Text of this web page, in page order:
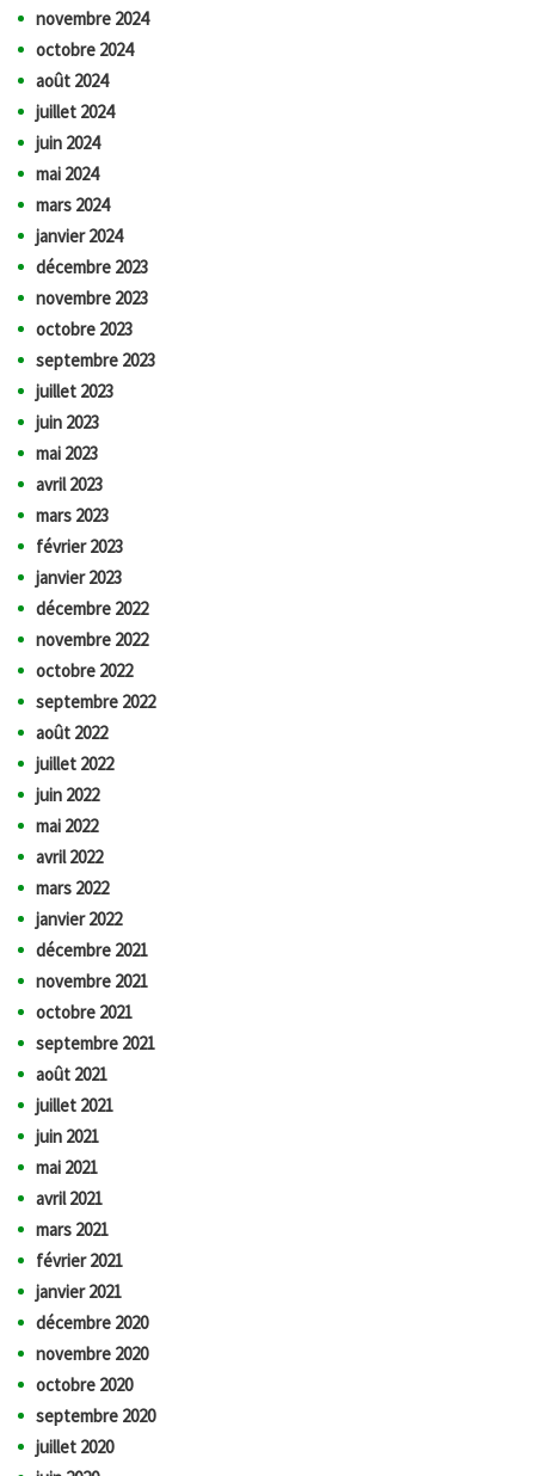
novembre 2024
octobre 2024
août 2024
juillet 2024
juin 2024
mai 2024
mars 2024
janvier 2024
décembre 2023
novembre 2023
octobre 2023
septembre 2023
juillet 2023
juin 2023
mai 2023
avril 2023
mars 2023
février 2023
janvier 2023
décembre 2022
novembre 2022
octobre 2022
septembre 2022
août 2022
juillet 2022
juin 2022
mai 2022
avril 2022
mars 2022
janvier 2022
décembre 2021
novembre 2021
octobre 2021
septembre 2021
août 2021
juillet 2021
juin 2021
mai 2021
avril 2021
mars 2021
février 2021
janvier 2021
décembre 2020
novembre 2020
octobre 2020
septembre 2020
juillet 2020